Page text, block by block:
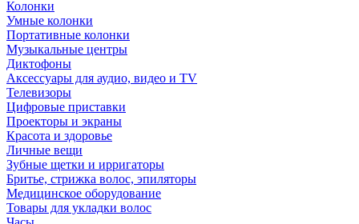
Колонки
Умные колонки
Портативные колонки
Музыкальные центры
Диктофоны
Аксессуары для аудио, видео и TV
Телевизоры
Цифровые приставки
Проекторы и экраны
Красота и здоровье
Личные вещи
Зубные щетки и ирригаторы
Бритье, стрижка волос, эпиляторы
Медицинское оборудование
Товары для укладки волос